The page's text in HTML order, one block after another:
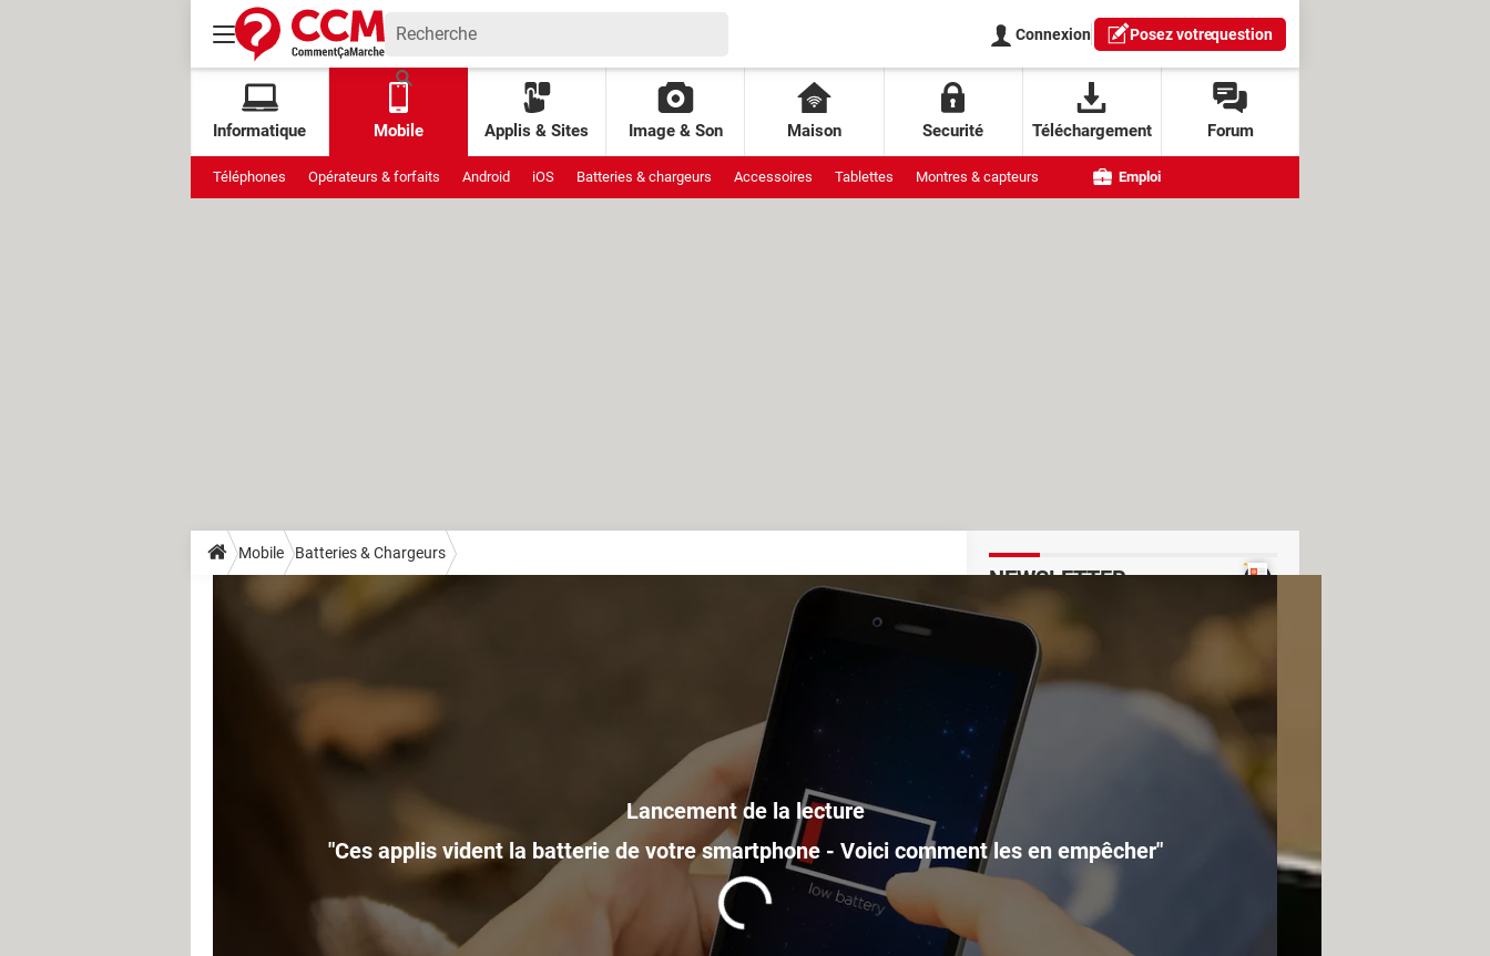
Connexion Posez votrequestion
Informatique Mobile Applis & Sites Image & Son Maison Securité Téléchargement Forum
Téléphones Opérateurs & forfaits Android iOS Batteries & chargeurs Accessoires Tablettes Montres & capteurs Emploi
Mobile Batteries & Chargeurs
"Ces applis vident la batterie de votre smartphone - Voici comment les en empêcher"
NEWSLETTER